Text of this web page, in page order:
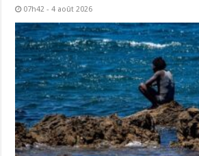
07h42 - 4 août 2026